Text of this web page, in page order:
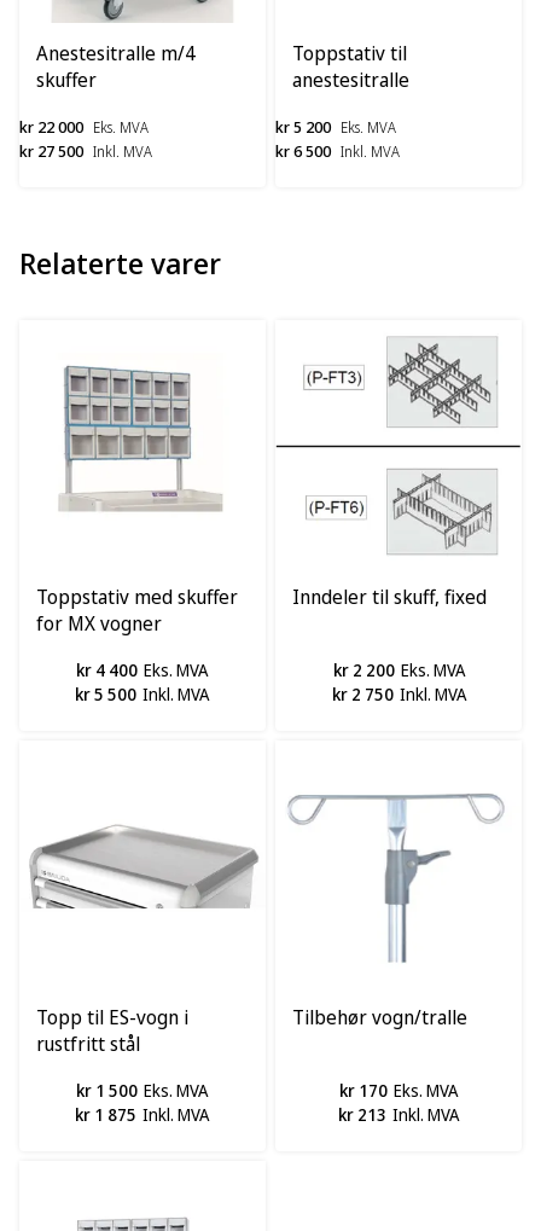
Anestesitralle m/4
skuffer
kr 22 000 Eks. MVA
kr 27 500 Inkl. MVA
Toppstativ til
anestesitralle
kr 5 200 Eks. MVA
kr 6 500 Inkl. MVA
Relaterte varer
Toppstativ med skuffer
for MX vogner
kr 4 400 Eks. MVA
kr 5 500 Inkl. MVA
Inndeler til skuff, fixed
kr 2 200 Eks. MVA
kr 2 750 Inkl. MVA
Topp til ES-vogn i
rustfritt stål
kr 1 500 Eks. MVA
kr 1 875 Inkl. MVA
Tilbehør vogn/tralle
kr 170 Eks. MVA
kr 213 Inkl. MVA